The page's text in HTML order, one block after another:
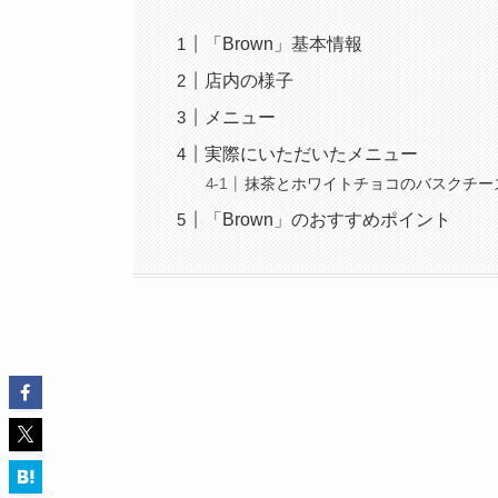
「Brown」基本情報
店内の様子
メニュー
実際にいただいたメニュー
抹茶とホワイトチョコのバスクチー
「Brown」のおすすめポイント